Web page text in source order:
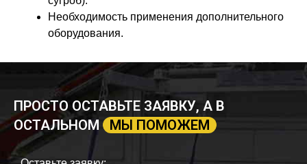
Необходимость применения дополнительного
оборудования.
ПРОСТО ОСТАВЬТЕ ЗАЯВКУ, А В
ОСТАЛЬНОМ
МЫ ПОМОЖЕМ